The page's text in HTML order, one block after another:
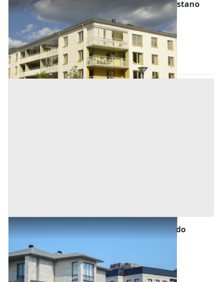
Abitazione di Tipo Economico all'asta a Oristano
Bonarcado (Oristano)
Offerta minima
17.460,88 € 23.281,17 €
Codice asta: AM0102411
Asta chiusa
Abitazione di Tipo Civile all'asta a Bonarcado
Bonarcado (Oristano)
122.400 €
Asta chiusa